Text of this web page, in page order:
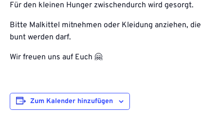
Für den kleinen Hunger zwischendurch wird gesorgt.
Bitte Malkittel mitnehmen oder Kleidung anziehen, die
bunt werden darf.
Wir freuen uns auf Euch 🤗
Zum Kalender hinzufügen